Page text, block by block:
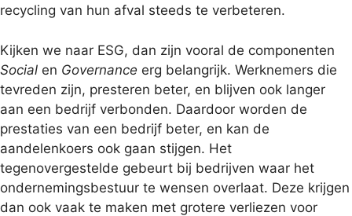
recycling van hun afval steeds te verbeteren.
Kijken we naar ESG, dan zijn vooral de componenten
Social en Governance erg belangrijk. Werknemers die
tevreden zijn, presteren beter, en blijven ook langer
aan een bedrijf verbonden. Daardoor worden de
prestaties van een bedrijf beter, en kan de
aandelenkoers ook gaan stijgen. Het
tegenovergestelde gebeurt bij bedrijven waar het
ondernemingsbestuur te wensen overlaat. Deze krijgen
dan ook vaak te maken met grotere verliezen voor